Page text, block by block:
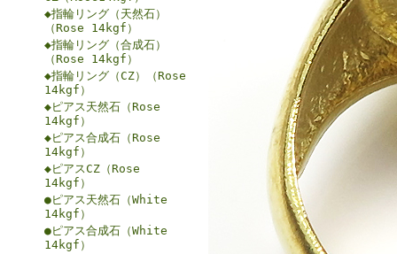
◆指輪リング（天然石）
（Rose 14kgf）
◆指輪リング（合成石）
（Rose 14kgf）
◆指輪リング（CZ）（Rose
14kgf）
◆ピアス天然石（Rose
14kgf）
◆ピアス合成石（Rose
14kgf）
◆ピアスCZ（Rose
14kgf）
●ピアス天然石（White
14kgf）
●ピアス合成石（White
14kgf）